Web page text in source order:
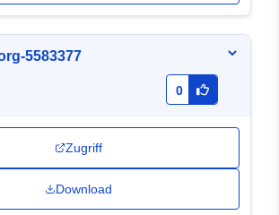
5583377
0
Zugriff
Download